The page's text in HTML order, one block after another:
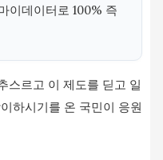
이데이터로 100% 즉
스르고 이 제도를 딛고 일
하시기를 온 국민이 응원